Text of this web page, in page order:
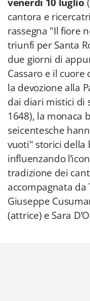
cantora e
rassegna "Il fiore
triunfi per Santa
due giorni di
Cassaro e il
la devozione alla
dai diari mistici di
1648), la monaca
seicentesche
vuoti" storici della
influenzando
tradizione dei
accompagnata da
Giuseppe
(attrice) e Sara